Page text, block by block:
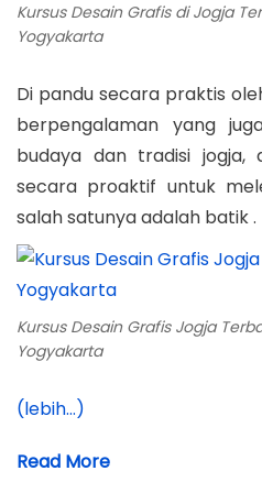
Kursus Desain Grafis di Jogja
Yogyakarta
Di pandu secara praktis
berpengalaman yang
budaya dan tradisi jogja,
secara proaktif untuk
salah satunya adalah batik .
Kursus Desain Grafis Jogja
Yogyakarta
(lebih…)
Read More